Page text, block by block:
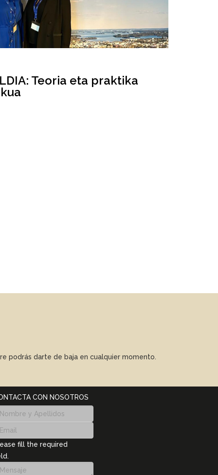
Teoria eta praktika
podrás darte de baja en cualquier momento.
CON NOSOTROS
fill the required